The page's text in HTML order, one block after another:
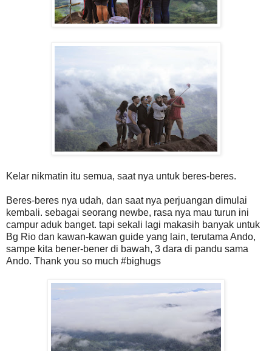
Kelar nikmatin itu semua, saat nya untuk beres-beres.
Beres-beres nya udah, dan saat nya perjuangan dimulai
kembali. sebagai seorang newbe, rasa nya mau turun ini
campur aduk banget. tapi sekali lagi makasih banyak untuk
Bg Rio dan kawan-kawan guide yang lain, terutama Ando,
sampe kita bener-bener di bawah, 3 dara di pandu sama
Ando. Thank you so much #bighugs